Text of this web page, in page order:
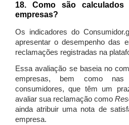
18. Como são
empresas?
Os indicadores do
apresentar o desempenho das
reclamações registradas na
Essa avaliação se baseia no
empresas, bem como
consumidores, que têm um
avaliar sua reclamação como
ainda atribuir uma nota de
empresa.